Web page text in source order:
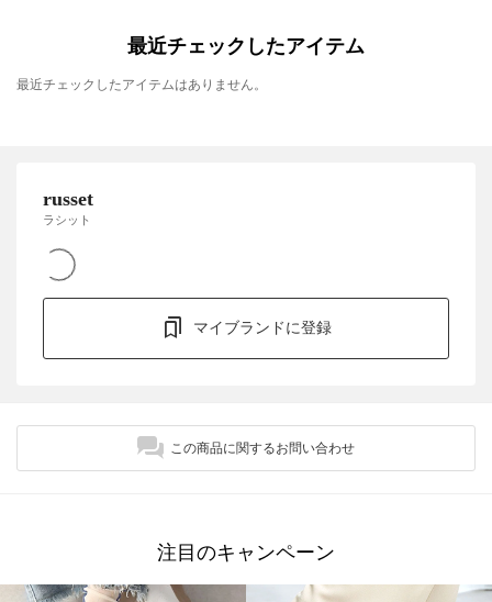
最近チェックしたアイテム
最近チェックしたアイテムはありません。
russet
ラシット
マイブランドに登録
この商品に関するお問い合わせ
注目のキャンペーン